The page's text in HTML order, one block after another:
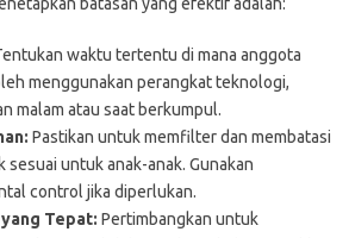
waktu tertentu di mana anggota
menggunakan perangkat teknologi,
malam atau saat berkumpul.
Pastikan untuk memfilter dan membatasi
sesuai untuk anak-anak. Gunakan
control jika diperlukan.
Tepat: Pertimbangkan untuk